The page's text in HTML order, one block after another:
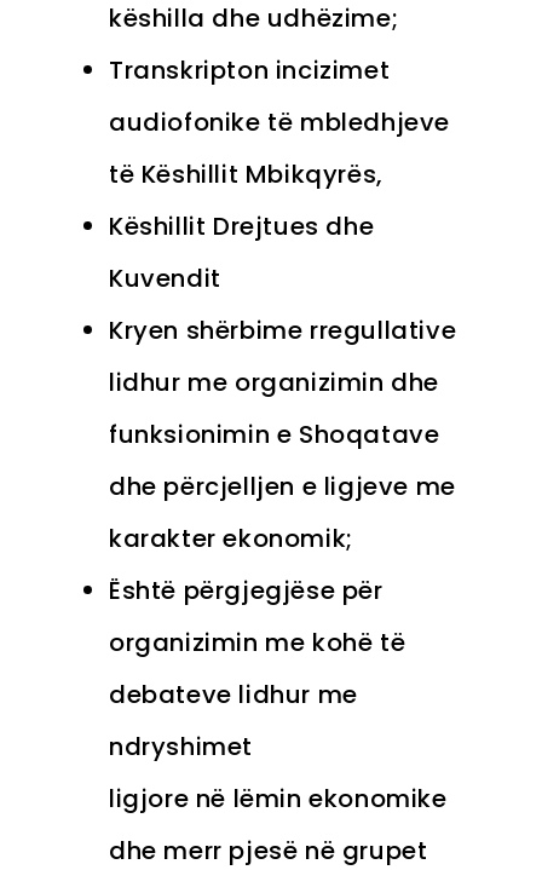
këshilla dhe udhëzime;
Transkripton incizimet
audiofonike të mbledhjeve
të Këshillit Mbikqyrës,
Këshillit Drejtues dhe
Kuvendit
Kryen shërbime rregullative
lidhur me organizimin dhe
funksionimin e Shoqatave
dhe përcjelljen e ligjeve me
karakter ekonomik;
Është përgjegjëse për
organizimin me kohë të
debateve lidhur me
ndryshimet
ligjore në lëmin ekonomike
dhe merr pjesë në grupet